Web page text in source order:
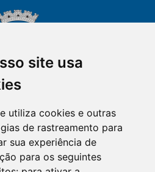
site usa
utiliza cookies e outras
de rastreamento para
sua experiência de
para os seguintes
DE JANEIRO
mail